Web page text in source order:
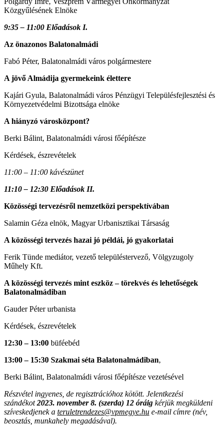
Közgyűlésének Elnöke
9:35 – 11:00 Előadások I.
Az önazonos Balatonalmádi
Fabó Péter, Balatonalmádi város polgármestere
A jövő Almádija gyermekeink élettere
Kajári Gyula, Balatonalmádi város Pénzügyi Településfejlesztési és
Környezetvédelmi Bizottsága elnöke
A hiányzó városközpont?
Berki Bálint, Balatonalmádi városi főépítésze
Kérdések, észrevételek
11:00 – 11:00 kávészünet
11:10 – 12:30 Előadások II.
Közösségi tervezésről nemzetközi perspektívában
Salamin Géza elnök, Magyar Urbanisztikai Társaság
A közösségi tervezés hazai jó példái, jó gyakorlatai
Ferik Tünde mediátor, vezető településtervező, Völgyzugoly
Műhely Kft.
A közösségi tervezés mint eszköz – törekvés és lehetőségek
Balatonalmádiban
Gauder Péter urbanista
Kérdések, észrevételek
12:30 – 13:00 büféebéd
13:00 – 15:30 Szakmai séta Balatonalmádiban,
Berki Bálint, Balatonalmádi városi főépítésze vezetésével
Részvétel ingyenes, de regisztrációhoz kötött. Jelentkezési
szándékot2023. november 8. (szerda) 12 óráig kérjük megküldeni
szíveskedjenek a teruletrendezes@vpmegye.hu e-mail címre (név,
beosztás, munkahely megadásával).